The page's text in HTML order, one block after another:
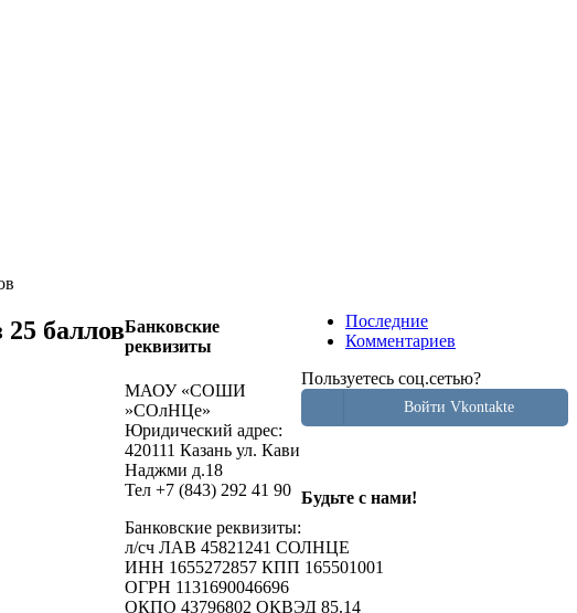
баллов
Последние
Комментариев
Пользуетесь соц.сетью?
Войти Vkontakte
Будьте с нами!
Банковские
реквизиты
МАОУ «СОШИ
»СОлНЦе»
Юридический адрес:
420111 Казань ул. Кави
Наджми д.18
Тел +7 (843) 292 41 90
Банковские реквизиты:
л/сч ЛАВ 45821241 СОЛНЦЕ
ИНН 1655272857 КПП 165501001
ОГРН 1131690046696
ОКПО 43796802 ОКВЭД 85.14